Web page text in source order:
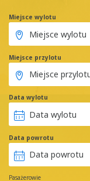
Miejsce wylotu
Miejsce przylotu
Data wylotu
Data powrotu
Pasażerowie